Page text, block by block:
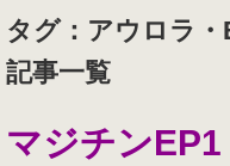
タグ：アウロラ
記事一覧
マジチン